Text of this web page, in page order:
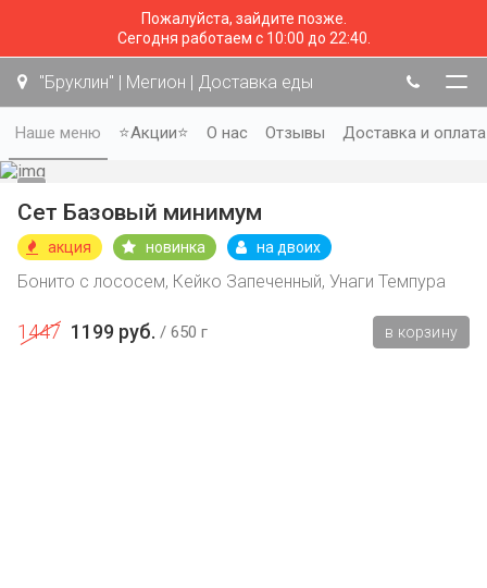
Пожалуйста, зайдите позже.
Сегодня работаем с 10:00 до 22:40.
"Бруклин" | Мегион | Доставка еды
Наше меню ⭐Акции⭐ О нас Отзывы Доставка и оплата
Сет Базовый минимум
акция новинка на двоих
Бонито с лососем, Кейко Запеченный, Унаги Темпура
1447 1199 руб. 650 г в корзину